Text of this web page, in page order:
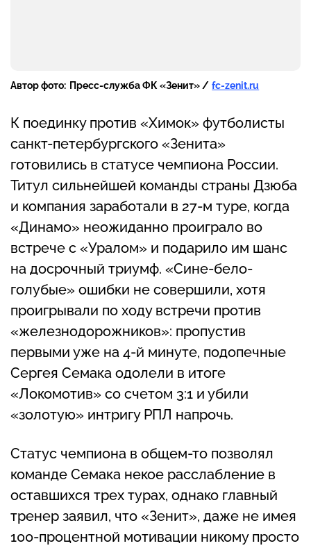
Автор фото: Пресс-служба ФК «Зенит» / fc-zenit.ru
К поединку против «Химок» футболисты
санкт-петербургского «Зенита»
готовились в статусе чемпиона России.
Титул сильнейшей команды страны Дзюба
и компания заработали в 27-м туре, когда
«Динамо» неожиданно проиграло во
встрече с «Уралом» и подарило им шанс
на досрочный триумф. «Сине-бело-
голубые» ошибки не совершили, хотя
проигрывали по ходу встречи против
«железнодорожников»: пропустив
первыми уже на 4-й минуте, подопечные
Сергея Семака одолели в итоге
«Локомотив» со счетом 3:1 и убили
«золотую» интригу РПЛ напрочь.
Статус чемпиона в общем-то позволял
команде Семака некое расслабление в
оставшихся трех турах, однако главный
тренер заявил, что «Зенит», даже не имея
100-процентной мотивации никому просто